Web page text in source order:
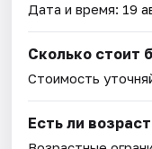
Дата и время: 19
Сколько стоит
Стоимость
Есть ли